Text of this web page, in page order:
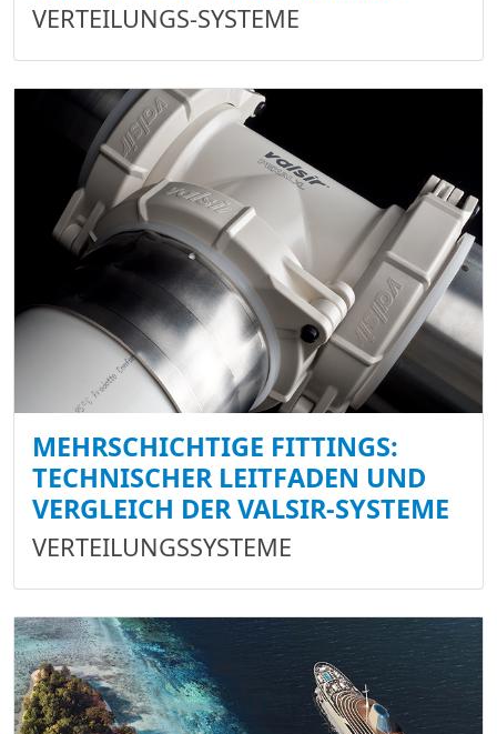
VERTEILUNGS-SYSTEME
MEHRSCHICHTIGE FITTINGS:
TECHNISCHER LEITFADEN UND
VERGLEICH DER VALSIR-SYSTEME
VERTEILUNGSSYSTEME